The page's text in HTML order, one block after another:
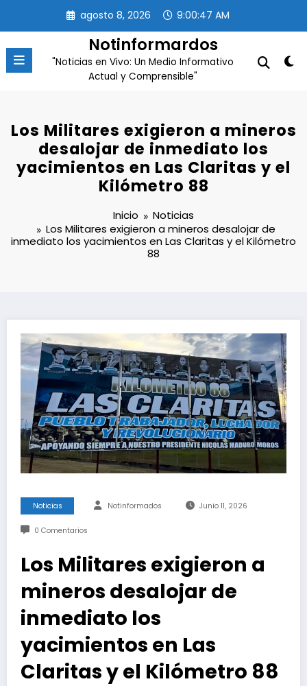
contenido
agosto 8, 2026 9:00:47 AM
Notinformardos
"Noticias en Vivo: Un Medio Informativo
Actual y Comprensible"
Los Militares exigieron a mineros
desalojar de inmediato los
yacimientos en Las Claritas y el
Kilómetro 88
Inicio
Noticias
Los Militares exigieron a mineros desalojar de
inmediato los yacimientos en Las Claritas y el Kilómetro
88
Noticias Notinformados Junio 11, 2026
0 Comentarios
Los Militares exigieron a
mineros desalojar de
inmediato los
yacimientos en Las
Claritas y el Kilómetro 88